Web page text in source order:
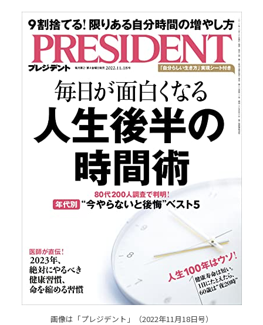
画像は「プレジデント」（2022年11月18日号）